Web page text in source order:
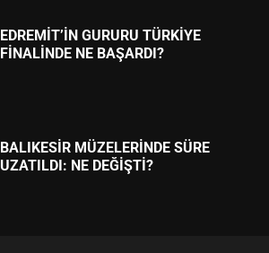
BALIKESİR MÜZELERİNDE SÜRE
BURHANİYE SATRANÇ
TURNUVASI KAYITLARI NEYİ